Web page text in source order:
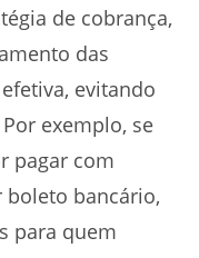
de cobrança,
das
evitando
exemplo, se
pagar com
bancário,
para quem